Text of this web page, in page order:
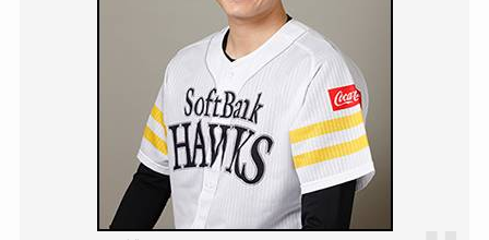
の馴れ初めに元嫁との結婚や
離婚もまとめた！